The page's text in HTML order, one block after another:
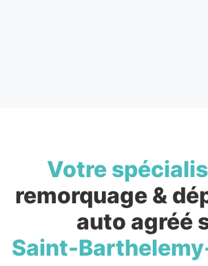
Votre
remorquage &
auto agréé
Saint-